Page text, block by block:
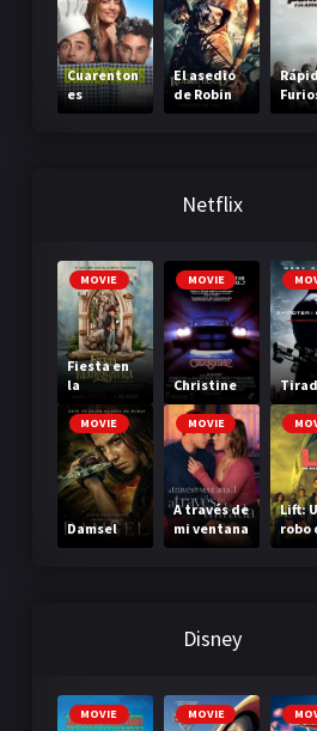
Cuarenton
es
El asedio
de Robin
Hood
Netflix
MOVIE
Fiesta en
la
Madriguer
a
MOVIE
Christine
MOVIE
Damsel
MOVIE
A través de
mi ventana
3: A través
Lift:
robo
Disney
MOVIE MOVIE